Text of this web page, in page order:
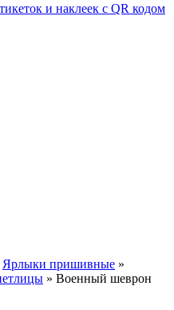
и наклеек с QR кодом
Ярлыки пришивные »
» Военный шеврон